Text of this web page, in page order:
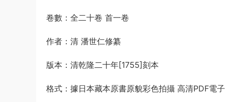
卷數：全二十卷 首一卷
作者：清 潘世仁修纂
版本：清乾隆二十年[1755]刻本
格式：據日本藏本原書原貌彩色拍攝 高清PDF電